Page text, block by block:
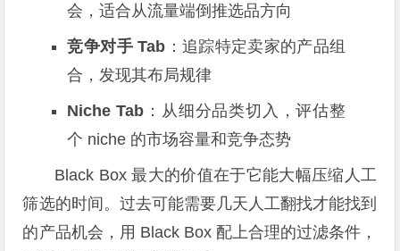
会，适合从流量端倒推选品方向
竞争对手 Tab ：追踪特定卖家的产品组
合，发现其布局规律
Niche Tab ：从细分品类切入，评估整
个 niche 的市场容量和竞争态势
Black Box 最大的价值在于它能大幅压缩人工
筛选的时间。过去可能需要几天人工翻找才能找到
的产品机会，用 Black Box 配上合理的过滤条件，